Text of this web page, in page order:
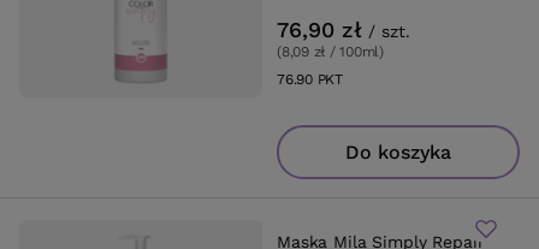
76,90 zł / szt.
(8,09 zł / 100ml)
76.90PKTpunktów
Do koszyka
Maska Mila Simply Repair